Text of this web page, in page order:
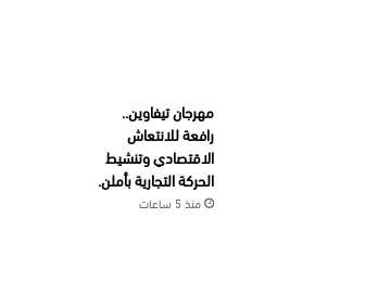
مهرجان تيفاوين..
رافعة للانتعاش
الاقتصادي وتنشيط
الحركة التجارية بأملن.
منذ 5 ساعات